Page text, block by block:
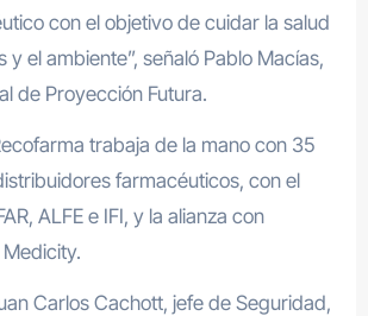
con el objetivo de cuidar la salud
y el ambiente”, señaló Pablo Macías,
de Proyección Futura.
trabaja de la mano con 35
farmacéuticos, con el
ALFE e IFI, y la alianza con
Carlos Cachott, jefe de Seguridad,